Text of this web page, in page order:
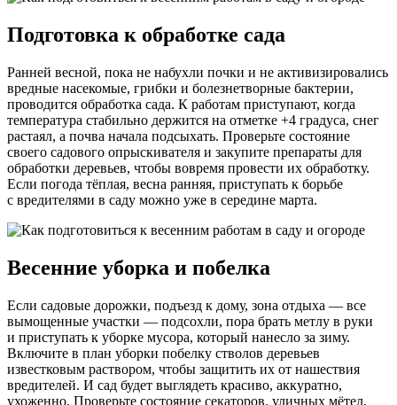
Подготовка к обработке сада
Ранней весной, пока не набухли почки и не активизировались
вредные насекомые, грибки и болезнетворные бактерии,
проводится обработка сада. К работам приступают, когда
температура стабильно держится на отметке +4 градуса, снег
растаял, а почва начала подсыхать. Проверьте состояние
своего садового опрыскивателя и закупите препараты для
обработки деревьев, чтобы вовремя провести их обработку.
Если погода тёплая, весна ранняя, приступать к борьбе
с вредителями в саду можно уже в середине марта.
Весенние уборка и побелка
Если садовые дорожки, подъезд к дому, зона отдыха — все
вымощенные участки — подсохли, пора брать метлу в руки
и приступать к уборке мусора, который нанесло за зиму.
Включите в план уборки побелку стволов деревьев
известковым раствором, чтобы защитить их от нашествия
вредителей. И сад будет выглядеть красиво, аккуратно,
ухоженно. Проверьте состояние секаторов, уличных мётел,